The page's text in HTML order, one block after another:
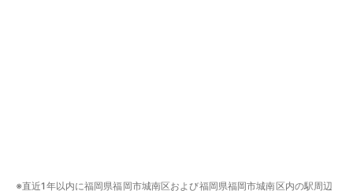
※直近1年以内に福岡県福岡市城南区および福岡県福岡市城南区内の駅周辺